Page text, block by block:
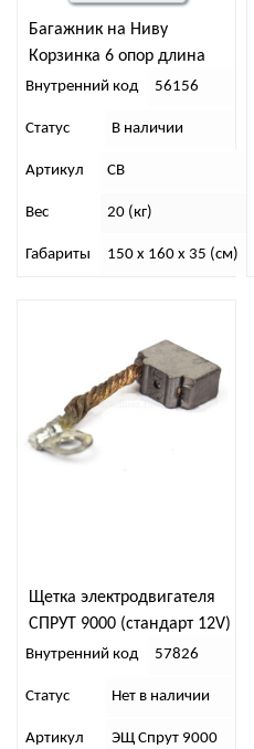
Багажник на Ниву
Корзинка 6 опор длина
1,50м 3-х дверную
Внутренний код 56156
Статус В наличии
Артикул СВ
Вес 20 (кг)
Габариты 150 x 160 x 35 (см)
Щетка электродвигателя
СПРУТ 9000 (стандарт 12V)
Внутренний код 57826
Статус Нет в наличии
Артикул ЭЩ Спрут 9000